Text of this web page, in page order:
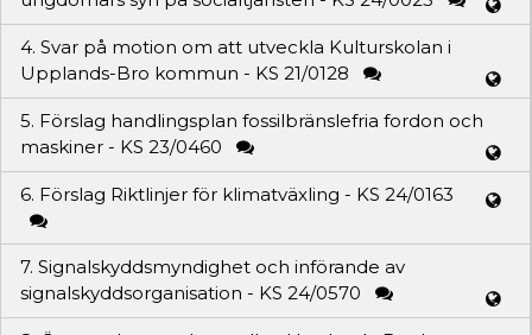
4. Svar på motion om att utveckla Kulturskolan i
Upplands-Bro kommun - KS 21/0128
5. Förslag handlingsplan fossilbränslefria fordon och
maskiner - KS 23/0460
6. Förslag Riktlinjer för klimatväxling - KS 24/0163
7. Signalskyddsmyndighet och införande av
signalskyddsorganisation - KS 24/0570